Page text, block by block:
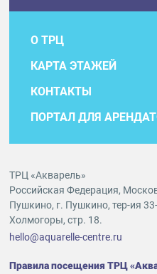
О ТРЦ
КАРТА ЭТАЖЕЙ
КОНТАКТЫ
ПОРТАЛ ДЛЯ
ТРЦ «Акварель»
Российская Федерация,
Пушкино, г. Пушкино, тер-ия
Холмогоры, стр. 18.
hello@aquarelle-centre.ru
Правила посещения ТРЦ